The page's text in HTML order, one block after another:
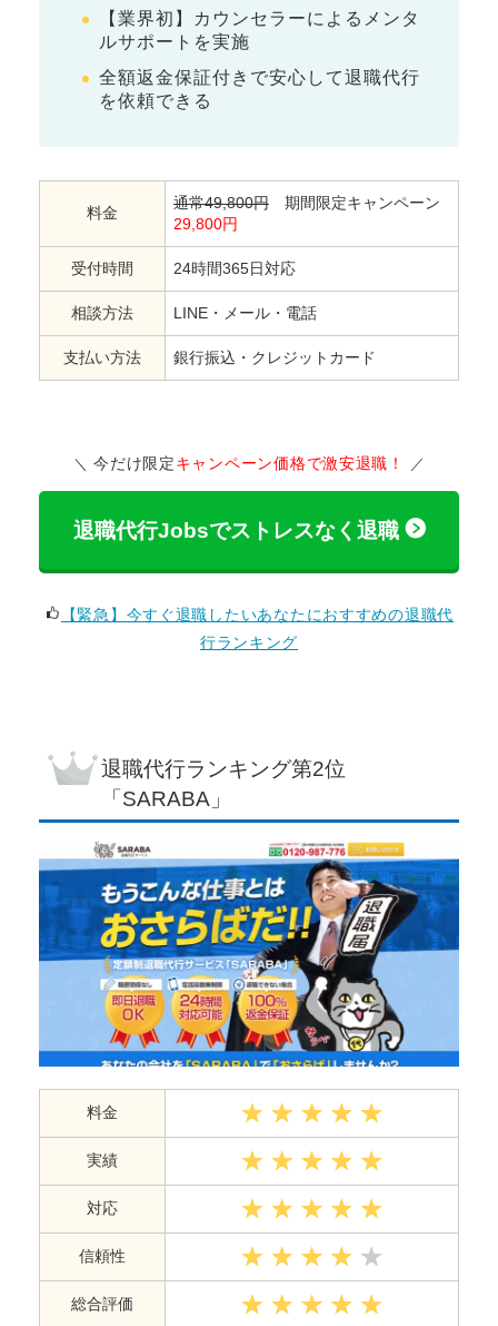
【業界初】カウンセラーによるメンタ
ルサポートを実施
全額返金保証付きで安心して退職代行
を依頼できる
料金
通常49,800円 期間限定キャンペーン
29,800円
受付時間 24時間365日対応
相談方法 LINE・メール・電話
支払い方法 銀行振込・クレジットカード
今だけ限定キャンペーン価格で激安退職！
退職代行Jobsでストレスなく退職
【緊急】今すぐ退職したいあなたにおすすめの退職代
行ランキング
退職代行ランキング第2位
「SARABA」
料金
実績
対応
信頼性
総合評価